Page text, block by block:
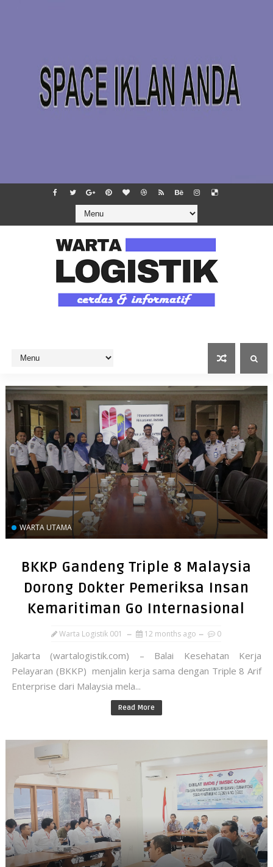
WARTA UTAMA
BKKP Gandeng Triple 8 Malaysia
Dorong Dokter Pemeriksa Insan
Kemaritiman Go Internasional
Warta Logistik 001 12 months ago 0
Jakarta (wartalogistik.com) – Balai Kesehatan Kerja
Pelayaran (BKKP) menjalin kerja sama dengan Triple 8 Arif
Enterprise dari Malaysia mela...
Read More